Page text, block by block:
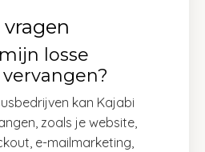
losse
kan Kajabi
zoals je website,
e-mailmarketing,